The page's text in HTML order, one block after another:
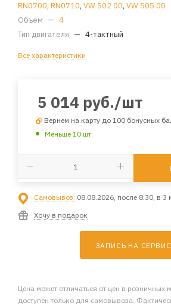
RN0700, RN0710, VW 502 00, VW 505 00
Объем — 4
Тип двигателя — 4-тактный
Все характеристики
5 014 руб./шт
Вернем на карту до 100 бонусных
Меньше 10 шт
Самовывоз: 08.08.2026, после 8:30, в 3
Хочу в подарок
ЗАПИСЬ НА СЕРВИС
Цена может отличаться от цен в розничных
доступен только для самовывоза.